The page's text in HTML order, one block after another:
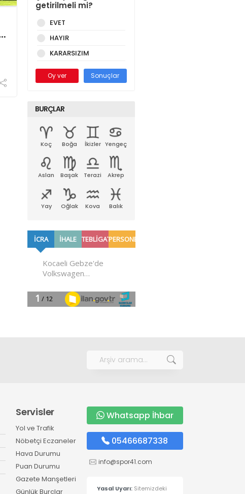
getirilmeli mi?
EVET
HAYIR
KARARSIZIM
Oy ver Sonuçlar
BURÇLAR
Koç Boğa İkizler Yengeç
Aslan Başak Terazi Akrep
Yay Oğlak Kova Balık
Servisler
Yol ve Trafik
Nöbetçi Eczaneler
Hava Durumu
Puan Durumu
Gazete Manşetleri
Günlük Burçlar
Whatsapp İhbar
05466687338
info@spor41.com
Yasal Uyarı: Sitemizdeki